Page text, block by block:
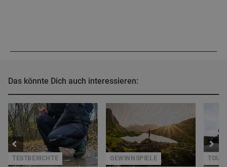
Das könnte Dich auch interessieren:
TESTBERICHTE GEWINNSPIELE